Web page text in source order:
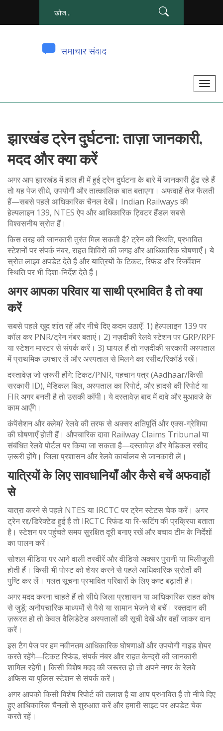
टॉ
त
क
झारखंड ट्रेन दुर्घटना: ताज़ा जानकारी,
मदद और क्या करें
अगर आप झारखंड में हाल ही में हुई ट्रेन दुर्घटना के बारे में जानकारी ढूँढ रहे हैं
तो यह पेज सीधे, उपयोगी और तात्कालिक बात बताएगा। अफवाहें तेज फैलती
हैं—सबसे पहले आधिकारिक चैनल देखें। Indian Railways की
हेल्पलाइन 139, NTES ऐप और आधिकारिक ट्विटर हैंडल सबसे
विश्वसनीय स्रोत हैं।
किस तरह की जानकारी तुरंत मिल सकती है? ट्रेन की स्थिति, प्रभावित
स्टेशनों पर संपर्क नंबर, राहत शिविरों की जगह और आधिकारिक घोषणाएँ। ये
स्रोत लाइव अपडेट देते हैं और यात्रियों के टिकट, रिफंड और रिजर्वेशन
स्थिति पर भी दिशा-निर्देश देते हैं।
अगर आपका परिवार या साथी प्रभावित है तो क्या
करें
सबसे पहले खुद शांत रहें और नीचे दिए कदम उठाएँ: 1) हेल्पलाइन 139 पर
कॉल कर PNR/ट्रेन नंबर बताएं। 2) नज़दीकी रेलवे स्टेशन पर GRP/RPF
या स्टेशन मास्टर से संपर्क करें। 3) घायल हैं तो नज़दीकी सरकारी अस्पताल
में प्राथमिक उपचार लें और अस्पताल से मिलने का रसीद/रिकॉर्ड रखें।
दस्तावेज़ जो ज़रूरी होंगे: टिकट/PNR, पहचान पत्र (Aadhaar/किसी
सरकारी ID), मेडिकल बिल, अस्पताल का रिपोर्ट, और हादसे की रिपोर्ट या
FIR अगर बनती है तो उसकी कॉपी। ये दस्तावेज़ बाद में दावे और मुआवजे के
काम आएँगे।
कंपेंसेशन और क्लेम? रेलवे की तरफ से अक्सर क्षतिपूर्ति और एक्स-ग्रेशिया
की घोषणाएँ होती हैं। औपचारिक दावा Railway Claims Tribunal या
संबंधित रेलवे पोर्टल पर किया जा सकता है—दस्तावेज़ और मेडिकल रसीद
ज़रूरी होंगे। जिला प्रशासन और रेलवे कार्यालय से जानकारी लें।
यात्रियों के लिए सावधानियाँ और कैसे बचें अफवाहों
से
यात्रा करने से पहले NTES या IRCTC पर ट्रेन स्टेटस चेक करें। अगर
ट्रेन रद्द/डिरेक्टेड हुई है तो IRCTC रिफंड या रि-रूटिंग की प्रक्रिया बताता
है। स्टेशन पर पहुंचते समय सुरक्षित दूरी बनाए रखें और बचाव टीम के निर्देशों
का पालन करें।
सोशल मीडिया पर आने वाली तस्वीरें और वीडियो अक्सर पुरानी या मिलीजुली
होती हैं। किसी भी पोस्ट को शेयर करने से पहले आधिकारिक स्रोतों की
पुष्टि कर लें। गलत सूचना प्रभावित परिवारों के लिए कष्ट बढ़ाती है।
अगर मदद करना चाहते हैं तो सीधे जिला प्रशासन या आधिकारिक राहत कोष
से जुड़ें; अनौपचारिक माध्यमों से पैसे या सामान भेजने से बचें। रक्तदान की
ज़रूरत हो तो केवल वैलिडेटेड अस्पतालों की सूची देखें और वहाँ जाकर दान
करें।
इस टैग पेज पर हम नवीनतम आधिकारिक घोषणाओं और उपयोगी गाइड शेयर
करते रहेंगे—टिकट रिफंड, संपर्क नंबर और राहत केन्द्रों की जानकारी
शामिल रहेगी। किसी विशेष मदद की जरूरत हो तो अपने नगर के रेलवे
अफिस या पुलिस स्टेशन से संपर्क करें।
अगर आपको किसी विशेष रिपोर्ट की तलाश है या आप प्रभावित हैं तो नीचे दिए
हुए आधिकारिक चैनलों से शुरुआत करें और हमारी साइट पर अपडेट चेक
करते रहें।